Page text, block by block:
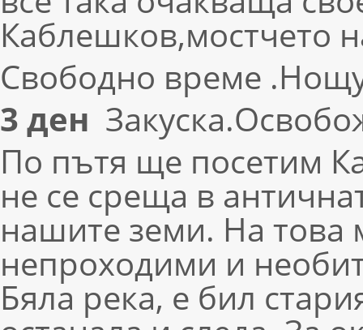
Каблешков,мостчето
Свободно време
3 ден
По пътя ще посетим
не се среща в
нашите земи. На това
непроходими и
Бяла река, е бил